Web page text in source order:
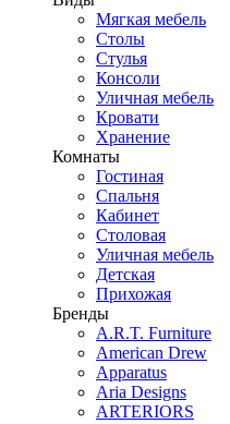
Мягкая мебель
Столы
Стулья
Консоли
Уличная мебель
Кровати
Хранение
Комнаты
Гостиная
Спальня
Кабинет
Столовая
Уличная мебель
Детская
Прихожая
Бренды
A.R.T. Furniture
American Drew
Apparatus
Aria Designs
ARTERIORS